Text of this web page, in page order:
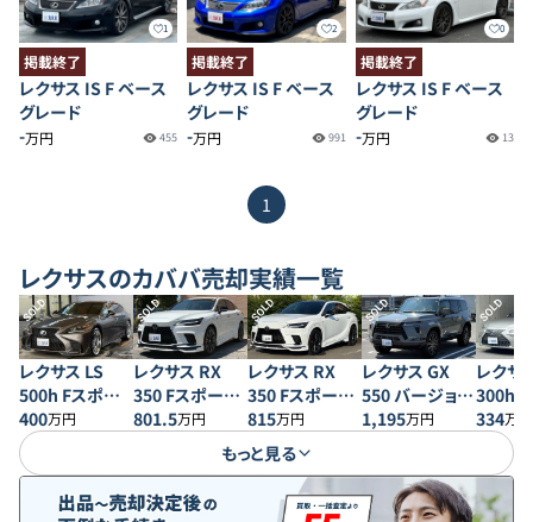
1
掲載終了
レクサス IS F ベース
グレード
-万円 455
2
掲載終了
レクサス IS F ベース
グレード
-万円 991
0
掲載終了
レクサス IS F ベース
グレード
-万円 13
1
レクサスのカババ売却実績一覧
SOLD
レクサス LS
500h Fスポー
ツ AWD
400万円
SOLD
レクサス RX
350 Fスポーツ
4WD
801.5万円
SOLD
レクサス RX
350 Fスポーツ
4WD
815万円
SOLD
レクサス GX
550 バージョン
L
1,195万円
SOLD
レクサ
300h
ンL
334万円
もっと見る